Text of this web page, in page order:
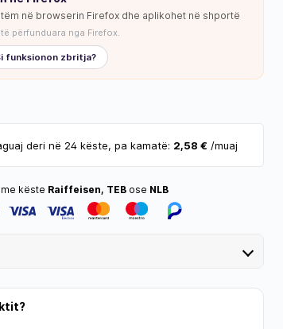
NUK KA STOK
në browserin Firefox dhe aplikohet në shportë
përfunduara nga Firefox.
funksionon zbritja?
deri në 24 këste, pa kamatë: 2,58 € /muaj
këste Raiffeisen, TEB ose NLB